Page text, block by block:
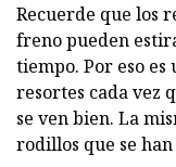
Recuerde que los
freno pueden
tiempo. Por eso
resortes cada vez
se ven bien. La
rodillos que se